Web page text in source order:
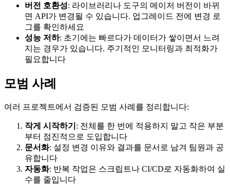
버전 호환성: 라이브러리나 도구의 메이저 버전이 바뀌
면 API가 변경될 수 있습니다. 업그레이드 전에 변경 로
그를 확인하세요
성능 저하: 초기에는 빠르다가 데이터가 쌓이면서 느려
지는 경우가 있습니다. 주기적인 모니터링과 최적화가
필요합니다
모범 사례
여러 프로젝트에서 검증된 모범 사례를 정리합니다:
작게 시작하기 : 전체를 한 번에 적용하지 말고 작은 부분
부터 점진적으로 도입합니다
문서화: 설정 변경 이유와 결과를 문서로 남겨 팀원과 공
유합니다
자동화: 반복 작업은 스크립트나 CI/CD로 자동화하여 실
수를 줄입니다